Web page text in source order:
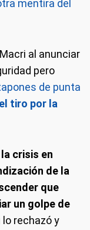
mentira del
al anunciar
pero
de punta
tiro por la
crisis en
de la
que
un golpe de
lo rechazó y